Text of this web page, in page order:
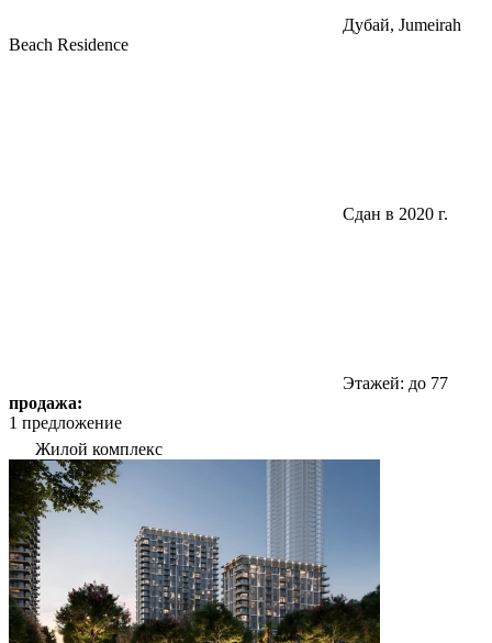
Дубай, Jumeirah
Beach Residence
Сдан в 2020 г.
Этажей: до 77
продажа:
1 предложение
Жилой комплекс